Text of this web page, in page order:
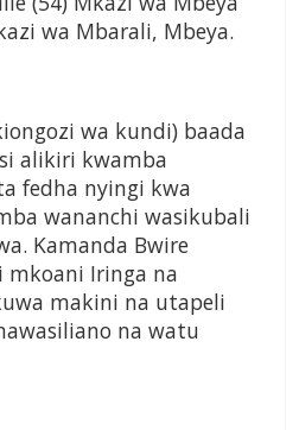
wa Mbarali, Mbeya.
wa kundi) baada
alikiri kwamba
fedha nyingi kwa
wananchi wasikubali
Kamanda Bwire
mkoani Iringa na
makini na utapeli
na watu